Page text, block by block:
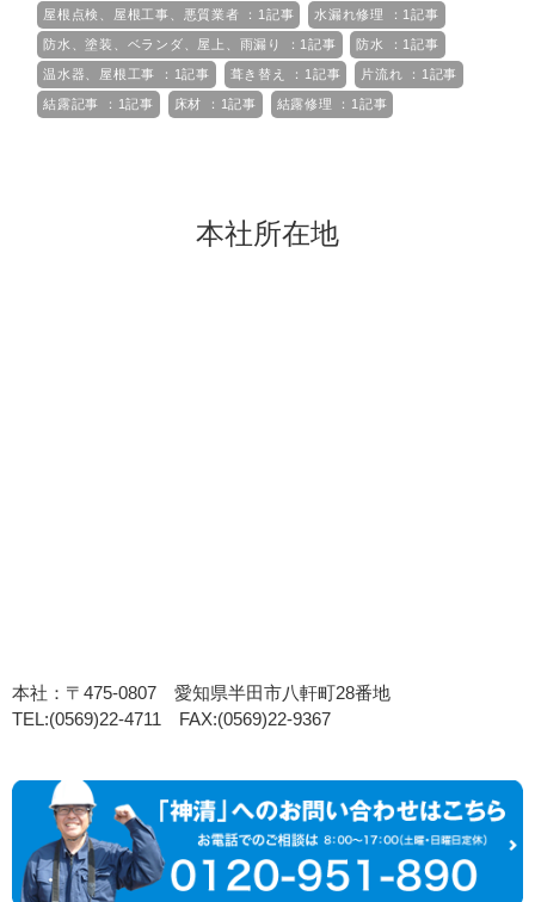
屋根点検、屋根工事、悪質業者 ：1記事 水漏れ修理 ：1記事
防水、塗装、ベランダ、屋上、雨漏り ：1記事 防水 ：1記事
温水器、屋根工事 ：1記事 葺き替え ：1記事 片流れ ：1記事
結露記事 ：1記事 床材 ：1記事 結露修理 ：1記事
本社所在地
本社：〒475-0807 愛知県半田市八軒町28番地
TEL:(0569)22-4711 FAX:(0569)22-9367